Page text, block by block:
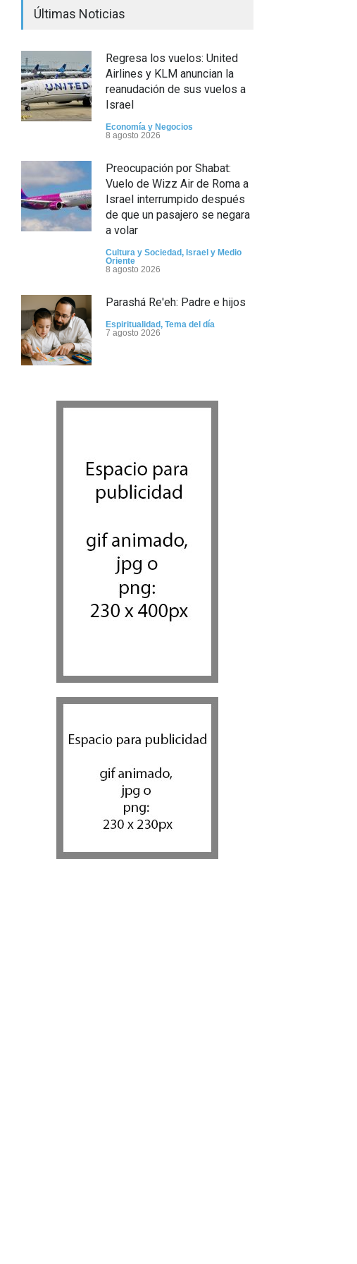
Últimas Noticias
Regresa los vuelos: United
Airlines y KLM anuncian la
reanudación de sus vuelos a
Israel
Economía y Negocios
8 agosto 2026
Preocupación por Shabat:
Vuelo de Wizz Air de Roma a
Israel interrumpido después
de que un pasajero se negara
a volar
Cultura y Sociedad, Israel y Medio
Oriente
8 agosto 2026
Parashá Re'eh: Padre e hijos
Espiritualidad, Tema del día
7 agosto 2026
funcionarios arremeten contra
Tema del día
Bulgaria: Adolescentes judíos
medio de una creciente
hostilidad en toda Europa
7 agosto 2026